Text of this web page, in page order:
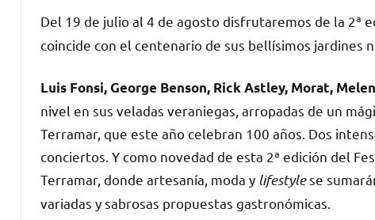
Del 19 de julio al 4 de agosto disfrutaremos de la 2ª
coincide con el centenario de sus bellísimos jardines
Luis Fonsi, George Benson, Rick Astley, Morat,
nivel en sus veladas veraniegas, arropadas de un
Terramar, que este año celebran 100 años. Dos
conciertos. Y como novedad de esta 2ª edición del
Terramar, donde artesanía, moda y lifestylese
variadas y sabrosas propuestas gastronómicas.